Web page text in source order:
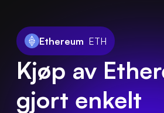
Ethereum ETH
Kjøp av
gjort enkelt